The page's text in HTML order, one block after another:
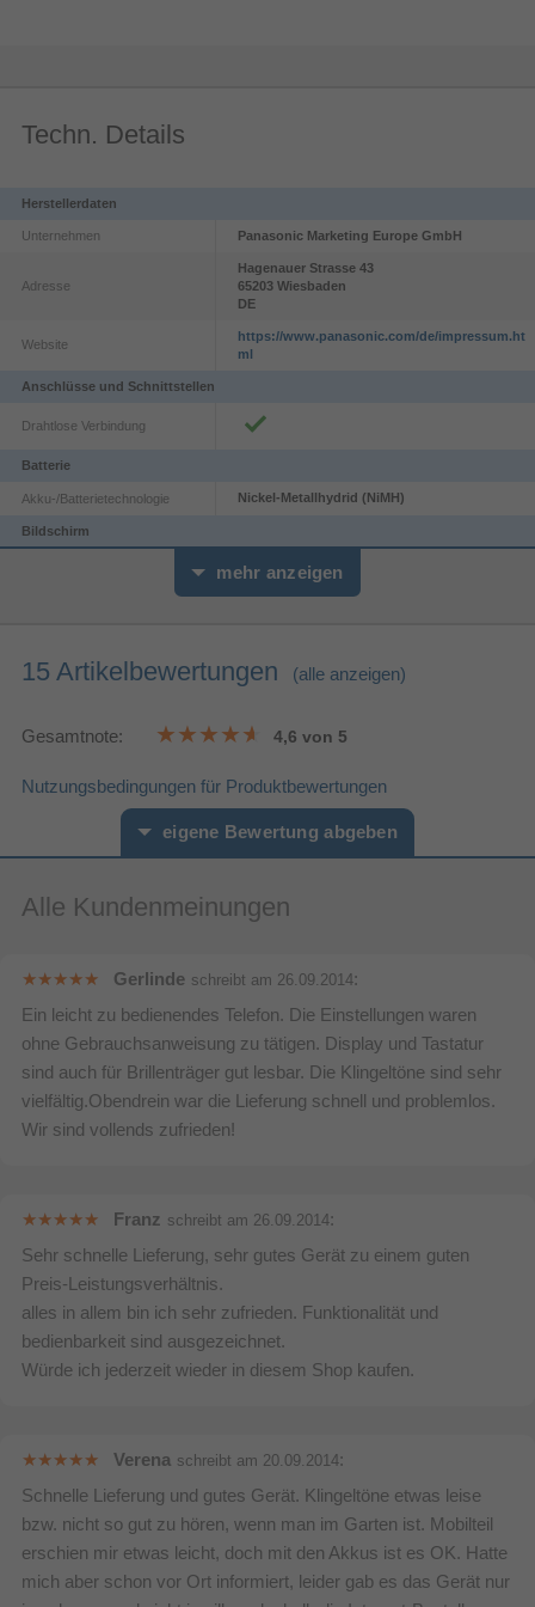
Benachrichtigung per Anruf bei neuen Nachrichten, 30 Min. Aufnahmezeit
4,5 cm (1,8 Zoll) Grafikdisplay
weiß beleuchtet
Smart-Taste
Blinkanzeige und schneller Zugriff bei eingehendem/verpasstem Anruf
DECT Schnurlostelefon
Die neue Smart-Taste macht das Leben ein kleines Stück einfacher. Ein
Die Highlights des KX-TG6822
Anrufer- und Wahlsperre
Techn. Details
Herstellerdaten
Unternehmen Panasonic Marketing Europe GmbH
Adresse
Hagenauer Strasse 43
65203 Wiesbaden
DE
Website
https://www.panasonic.com/de/impressum.ht
ml
Anschlüsse und Schnittstellen
Drahtlose Verbindung
Batterie
Akku-/Batterietechnologie Nickel-Metallhydrid (NiMH)
Bildschirm
Monochrom
Bildschirmdiagonale
Display-Auflösung 103 x 65 Pixel
Beleuchtete Tasten
Befestigungstyp
Bereitschaftszeit
Akku-/Batterietyp AAA
Akkuladezeit 7 h
Gewicht & Abmessungen
(BxTxH)
48 x 29 x 164 mm
Leistung
Aufnahmezeit
Typ DECT-Telefon
Anrufbeantworter
Wecker
Navigation Taste
mehr anzeigen
15 Artikelbewertungen (alle anzeigen)
Gesamtnote: 4,6 von 5
Nutzungsbedingungen für Produktbewertungen
eigene Bewertung abgeben
Vorname* Nachname*
Bitte mindestens 20 Wörter eingeben
Ihr Kommentar*
Bewertung & Kommentar speichern
Alle Kundenmeinungen
Gerlinde schreibt am 26.09.2014:
Ein leicht zu bedienendes Telefon. Die Einstellungen waren
ohne Gebrauchsanweisung zu tätigen. Display und Tastatur
sind auch für Brillenträger gut lesbar. Die Klingeltöne sind sehr
vielfältig.Obendrein war die Lieferung schnell und problemlos.
Wir sind vollends zufrieden!
Franz schreibt am 26.09.2014:
Sehr schnelle Lieferung, sehr gutes Gerät zu einem guten
Preis-Leistungsverhältnis.
alles in allem bin ich sehr zufrieden. Funktionalität und
bedienbarkeit sind ausgezeichnet.
Würde ich jederzeit wieder in diesem Shop kaufen.
Verena schreibt am 20.09.2014:
Schnelle Lieferung und gutes Gerät. Klingeltöne etwas leise
bzw. nicht so gut zu hören, wenn man im Garten ist. Mobilteil
erschien mir etwas leicht, doch mit den Akkus ist es OK. Hatte
mich aber schon vor Ort informiert, leider gab es das Gerät nur